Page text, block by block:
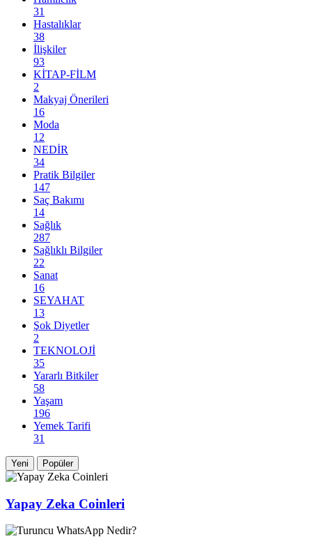
31
Hastalıklar
38
İlişkiler
93
KİTAP-FİLM
2
Makyaj Önerileri
16
Moda
12
NEDİR
34
Pratik Bilgiler
147
Saç Bakımı
14
Sağlık
287
Sağlıklı Bilgiler
22
Sanat
16
SEYAHAT
13
Şok Diyetler
2
TEKNOLOJİ
35
Yararlı Bitkiler
58
Yaşam
196
Yemek Tarifi
31
Yeni Popüler
Yapay Zeka Coinleri